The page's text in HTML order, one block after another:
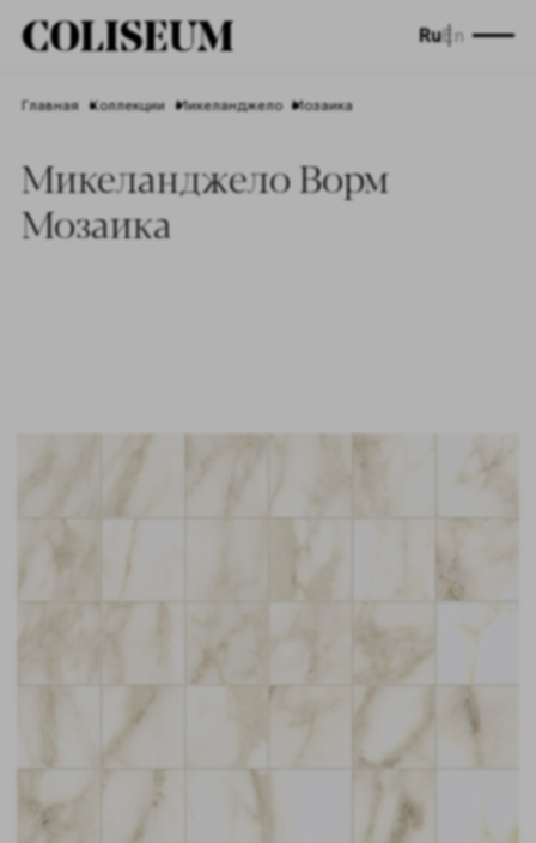
RuEn
Главная Коллекции Микеланджело Мозаика
Микеланджело Ворм
Мозаика